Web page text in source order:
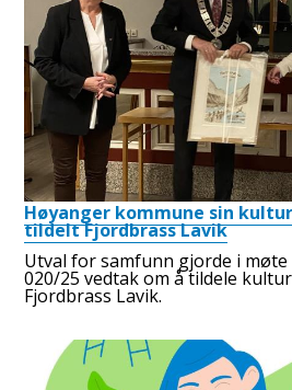
Høyanger kommune sin
tildelt Fjordbrass Lavik
Utval for samfunn gjorde i møte
020/25 vedtak om å tildele
Fjordbrass Lavik.